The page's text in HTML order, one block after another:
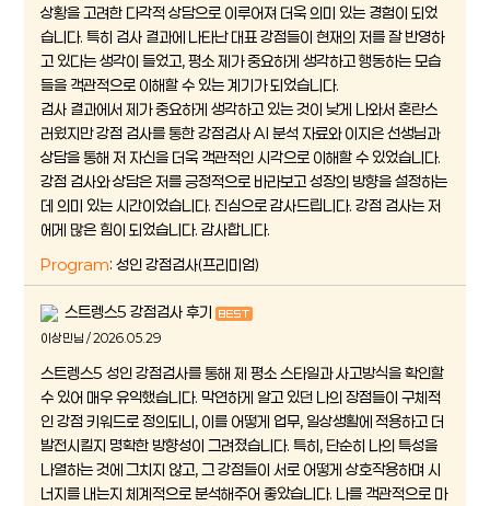
상황을 고려한 다각적 상담으로 이루어져 더욱 의미 있는 경험이 되었
습니다. 특히 검사 결과에 나타난 대표 강점들이 현재의 저를 잘 반영하
고 있다는 생각이 들었고, 평소 제가 중요하게 생각하고 행동하는 모습
들을 객관적으로 이해할 수 있는 계기가 되었습니다.
검사 결과에서 제가 중요하게 생각하고 있는 것이 낮게 나와서 혼란스
러웠지만 강점 검사를 통한 강점검사 AI 분석 자료와 이지은 선생님과
상담을 통해 저 자신을 더욱 객관적인 시각으로 이해할 수 있었습니다.
강점 검사와 상담은 저를 긍정적으로 바라보고 성장의 방향을 설정하는
데 의미 있는 시간이었습니다. 진심으로 감사드립니다. 강점 검사는 저
에게 많은 힘이 되었습니다. 감사합니다.
Program: 성인 강점검사(프리미엄)
스트렝스5 강점검사 후기
이상민님 / 2026.05.29
스트렝스5 성인 강점검사를 통해 제 평소 스타일과 사고방식을 확인할
수 있어 매우 유익했습니다. 막연하게 알고 있던 나의 장점들이 구체적
인 강점 키워드로 정의되니, 이를 어떻게 업무, 일상생활에 적용하고 더
발전시킬지 명확한 방향성이 그려졌습니다. 특히, 단순히 나의 특성을
나열하는 것에 그치지 않고, 그 강점들이 서로 어떻게 상호작용하며 시
너지를 내는지 체계적으로 분석해주어 좋았습니다. 나를 객관적으로 마